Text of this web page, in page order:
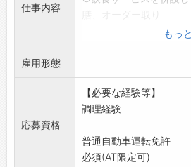
仕事内容
○加工室があり、加工
あります。
なりますが、店舗
状況により、販売作業
の手伝いをお願い
*土・日曜日の勤務が可
※業務変更の範囲:基本な
もっ
雇用形態
応募資格
【必要な経験等】
調理経験
普通自動車運転免許
必須(AT限定可)